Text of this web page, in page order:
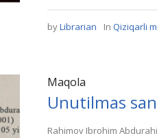
byLibrarian In Qiziqarli
Maqola
Unutilmas
Rahimov Ibrohim